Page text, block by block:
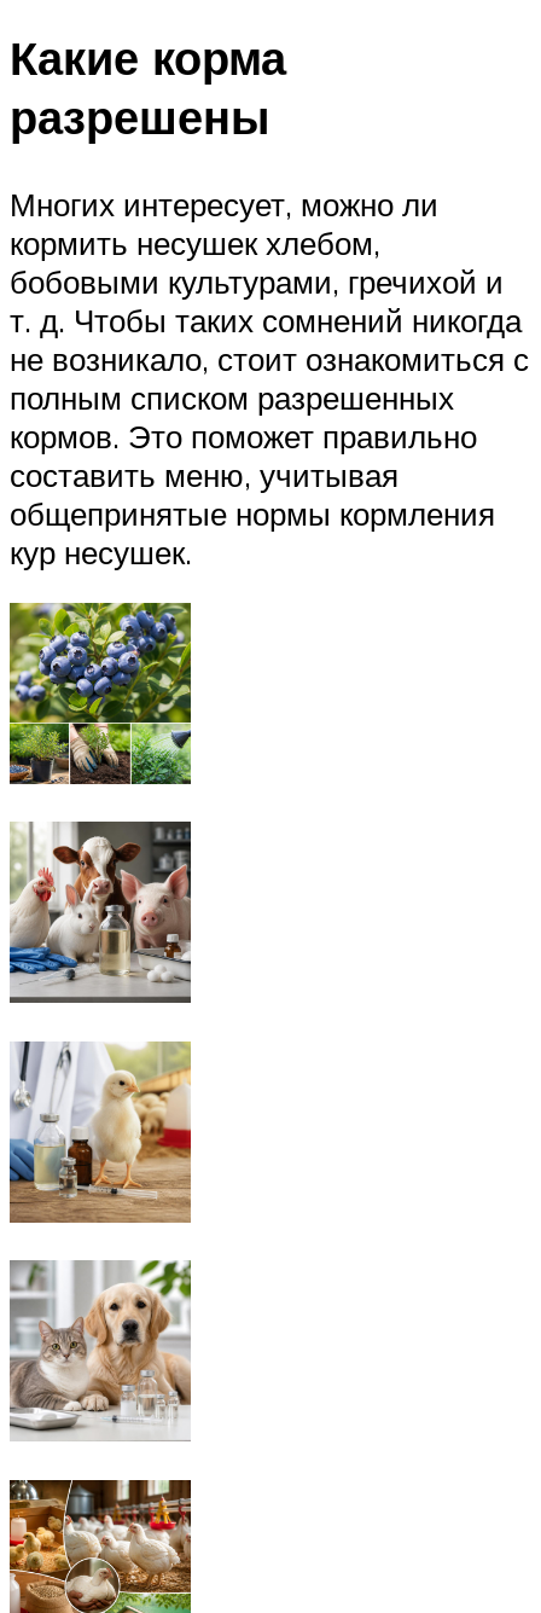
Какие корма
разрешены
Многих интересует, можно ли
кормить несушек хлебом,
бобовыми культурами, гречихой и
т. д. Чтобы таких сомнений никогда
не возникало, стоит ознакомиться с
полным списком разрешенных
кормов. Это поможет правильно
составить меню, учитывая
общепринятые нормы кормления
кур несушек.